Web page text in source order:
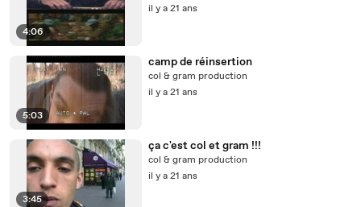
4:06
il y a 21 ans
5:03
camp de réinsertion
col & gram production
il y a 21 ans
3:45
ça c'est col et gram !!!
col & gram production
il y a 21 ans